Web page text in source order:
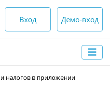
Вход Демо-вход
налогов в приложении